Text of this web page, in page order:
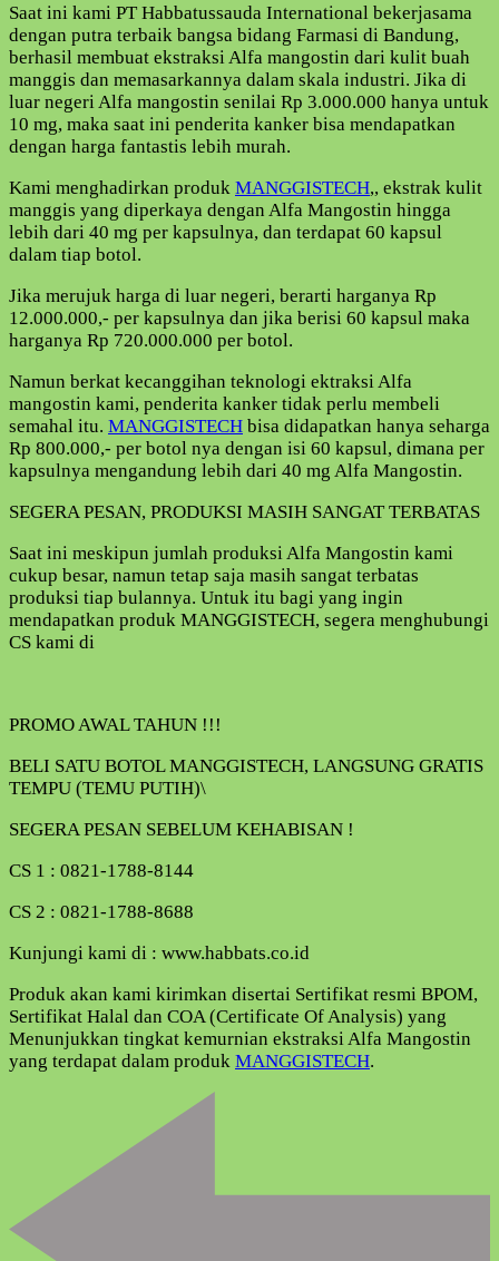
Saat ini kami PT Habbatussauda International bekerjasama
dengan putra terbaik bangsa bidang Farmasi di Bandung,
berhasil membuat ekstraksi Alfa mangostin dari kulit buah
manggis dan memasarkannya dalam skala industri. Jika di
luar negeri Alfa mangostin senilai Rp 3.000.000 hanya untuk
10 mg, maka saat ini penderita kanker bisa mendapatkan
dengan harga fantastis lebih murah.
Kami menghadirkan produk MANGGISTECH,, ekstrak kulit
manggis yang diperkaya dengan Alfa Mangostin hingga
lebih dari 40 mg per kapsulnya, dan terdapat 60 kapsul
dalam tiap botol.
Jika merujuk harga di luar negeri, berarti harganya Rp
12.000.000,- per kapsulnya dan jika berisi 60 kapsul maka
harganya Rp 720.000.000 per botol.
Namun berkat kecanggihan teknologi ektraksi Alfa
mangostin kami, penderita kanker tidak perlu membeli
semahal itu. MANGGISTECH bisa didapatkan hanya seharga
Rp 800.000,- per botol nya dengan isi 60 kapsul, dimana per
kapsulnya mengandung lebih dari 40 mg Alfa Mangostin.
SEGERA PESAN, PRODUKSI MASIH SANGAT TERBATAS
Saat ini meskipun jumlah produksi Alfa Mangostin kami
cukup besar, namun tetap saja masih sangat terbatas
produksi tiap bulannya. Untuk itu bagi yang ingin
mendapatkan produk MANGGISTECH, segera menghubungi
CS kami di
PROMO AWAL TAHUN !!!
BELI SATU BOTOL MANGGISTECH, LANGSUNG GRATIS
TEMPU (TEMU PUTIH)\
SEGERA PESAN SEBELUM KEHABISAN !
CS 1 : 0821-1788-8144
CS 2 : 0821-1788-8688
Kunjungi kami di : www.habbats.co.id
Produk akan kami kirimkan disertai Sertifikat resmi BPOM,
Sertifikat Halal dan COA (Certificate Of Analysis) yang
Menunjukkan tingkat kemurnian ekstraksi Alfa Mangostin
yang terdapat dalam produk MANGGISTECH.